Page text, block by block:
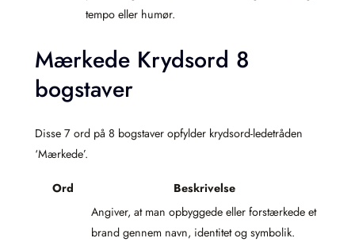
tempo eller humør.
Mærkede Krydsord 8
bogstaver
Disse 7 ord på 8 bogstaver opfylder krydsord-ledetråden
‘Mærkede’.
Ord Beskrivelse
Angiver, at man opbyggede eller forstærkede et
brand gennem navn, identitet og symbolik.